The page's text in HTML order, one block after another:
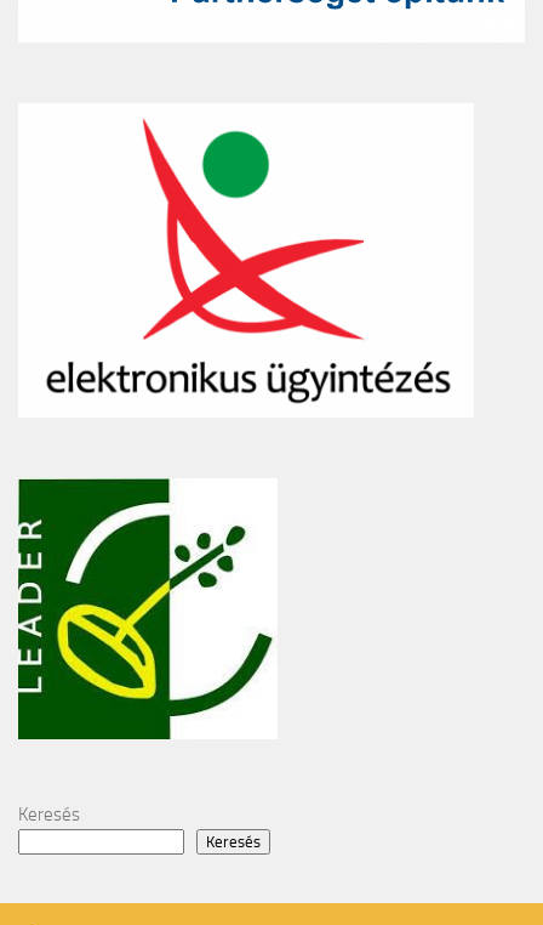
Keresés
Keresés